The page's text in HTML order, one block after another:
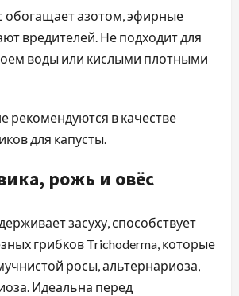
обогащает азотом, эфирные
вредителей. Не подходит для
воды или кислыми плотными
рекомендуются в качестве
для капусты.
рожь и овёс
засуху, способствует
грибков Trichoderma, которые
росы, альтернариоза,
Идеальна перед